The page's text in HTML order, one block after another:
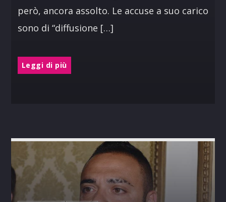
però, ancora assolto. Le accuse a suo carico
sono di “diffusione […]
Leggi di più